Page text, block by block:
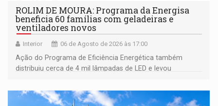
ROLIM DE MOURA: Programa da Energisa
beneficia 60 famílias com geladeiras e
ventiladores novos
Interior 06 de Agosto de 2026 às 17:00
Ação do Programa de Eficiência Energética também
distribuiu cerca de 4 mil lâmpadas de LED e levou
comunidade